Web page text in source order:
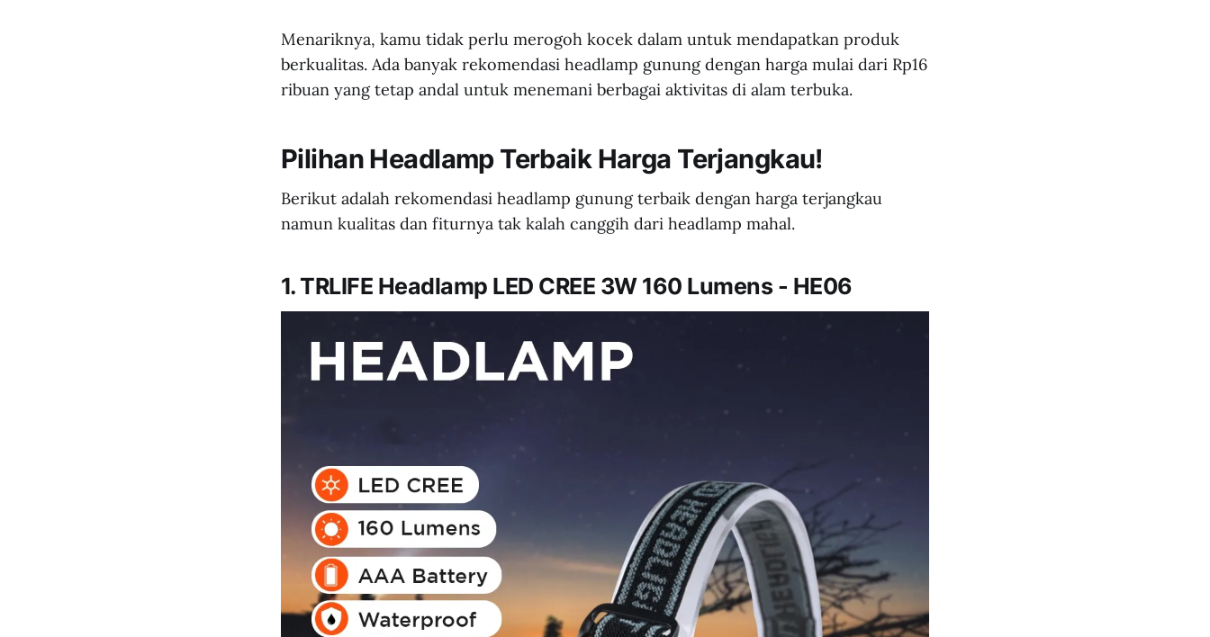
Menariknya, kamu tidak perlu merogoh kocek dalam untuk mendapatkan produk
berkualitas. Ada banyak rekomendasi headlamp gunung dengan harga mulai dari Rp16
ribuan yang tetap andal untuk menemani berbagai aktivitas di alam terbuka.
Pilihan Headlamp Terbaik Harga Terjangkau!
Berikut adalah rekomendasi headlamp gunung terbaik dengan harga terjangkau
namun kualitas dan fiturnya tak kalah canggih dari headlamp mahal.
1. TRLIFE Headlamp LED CREE 3W 160 Lumens - HE06